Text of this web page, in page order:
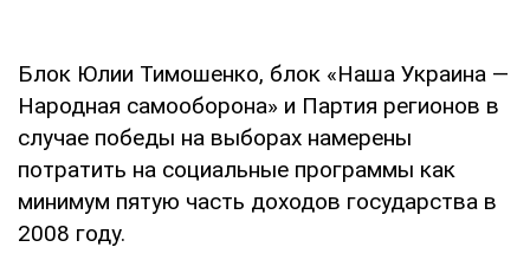
Блок Юлии Тимошенко, блок «Наша Украина —
Народная самооборона» и Партия регионов в
случае победы на выборах намерены
потратить на социальные программы как
минимум пятую часть доходов государства в
2008 году.